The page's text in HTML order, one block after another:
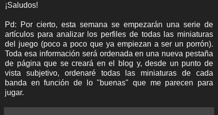
¡Saludos!
Pd: Por cierto, esta semana se empezarán una serie de
artículos para analizar los perfiles de todas las miniaturas
del juego (poco a poco que ya empiezan a ser un porrón).
Toda esa información será ordenada en una nueva pestaña
de página que se creará en el blog y, desde un punto de
vista subjetivo, ordenaré todas las miniaturas de cada
banda en función de lo "buenas" que me parecen para
jugar.